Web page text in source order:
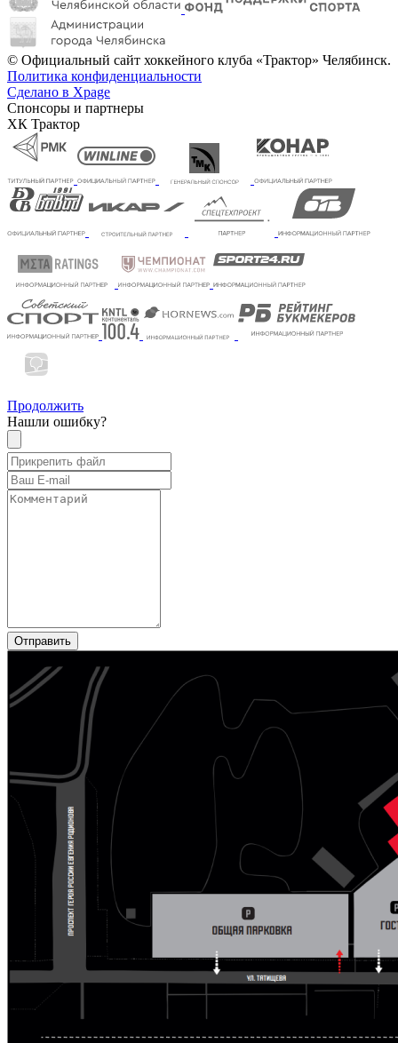
© Официальный сайт хоккейного клуба «Трактор» Челябинск.
Политика конфиденциальности
Сделано в Xpage
Спонсоры и партнеры
ХК Трактор
Продолжить
Нашли ошибку?